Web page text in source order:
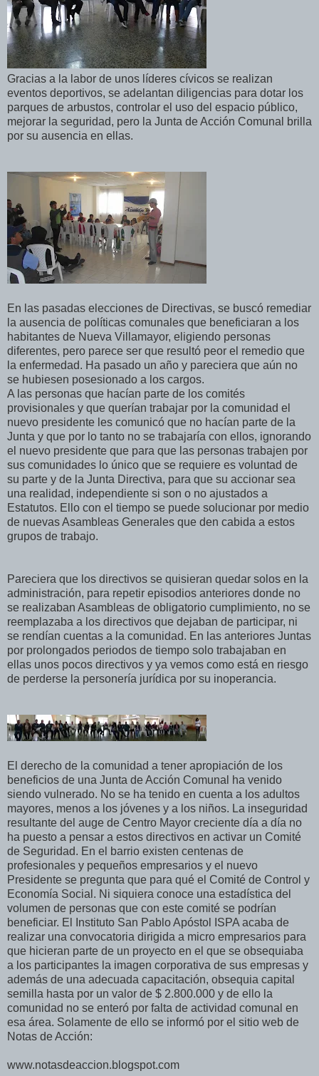
Gracias a la labor de unos líderes cívicos se realizan
eventos deportivos, se adelantan diligencias para dotar los
parques de arbustos, controlar el uso del espacio público,
mejorar la seguridad, pero la Junta de Acción Comunal brilla
por su ausencia en ellas.
En las pasadas elecciones de Directivas, se buscó remediar
la ausencia de políticas comunales que beneficiaran a los
habitantes de Nueva Villamayor, eligiendo personas
diferentes, pero parece ser que resultó peor el remedio que
la enfermedad. Ha pasado un año y pareciera que aún no
se hubiesen posesionado a los cargos.
A las personas que hacían parte de los comités
provisionales y que querían trabajar por la comunidad el
nuevo presidente les comunicó que no hacían parte de la
Junta y que por lo tanto no se trabajaría con ellos, ignorando
el nuevo presidente que para que las personas trabajen por
sus comunidades lo único que se requiere es voluntad de
su parte y de la Junta Directiva, para que su accionar sea
una realidad, independiente si son o no ajustados a
Estatutos. Ello con el tiempo se puede solucionar por medio
de nuevas Asambleas Generales que den cabida a estos
grupos de trabajo.
Pareciera que los directivos se quisieran quedar solos en la
administración, para repetir episodios anteriores donde no
se realizaban Asambleas de obligatorio cumplimiento, no se
reemplazaba a los directivos que dejaban de participar, ni
se rendían cuentas a la comunidad. En las anteriores Juntas
por prolongados periodos de tiempo solo trabajaban en
ellas unos pocos directivos y ya vemos como está en riesgo
de perderse la personería jurídica por su inoperancia.
El derecho de la comunidad a tener apropiación de los
beneficios de una Junta de Acción Comunal ha venido
siendo vulnerado. No se ha tenido en cuenta a los adultos
mayores, menos a los jóvenes y a los niños. La inseguridad
resultante del auge de Centro Mayor creciente día a día no
ha puesto a pensar a estos directivos en activar un Comité
de Seguridad. En el barrio existen centenas de
profesionales y pequeños empresarios y el nuevo
Presidente se pregunta que para qué el Comité de Control y
Economía Social. Ni siquiera conoce una estadística del
volumen de personas que con este comité se podrían
beneficiar. El Instituto San Pablo Apóstol ISPA acaba de
realizar una convocatoria dirigida a micro empresarios para
que hicieran parte de un proyecto en el que se obsequiaba
a los participantes la imagen corporativa de sus empresas y
además de una adecuada capacitación, obsequia capital
semilla hasta por un valor de $ 2.800.000 y de ello la
comunidad no se enteró por falta de actividad comunal en
esa área. Solamente de ello se informó por el sitio web de
Notas de Acción:
www.notasdeaccion.blogspot.com